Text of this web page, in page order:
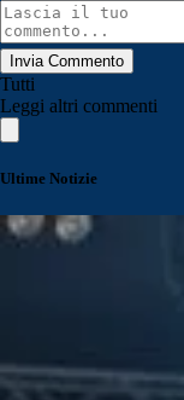
Invia Commento
Tutti
Leggi altri commenti
Ultime Notizie